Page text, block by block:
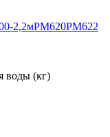
2,2мРМ620РМ622
воды (кг)